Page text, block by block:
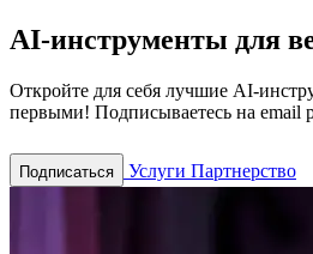
AI-инструменты для
Откройте для себя лучшие AI-
первыми! Подписываетесь на email
Подписаться Услуги Партнерство